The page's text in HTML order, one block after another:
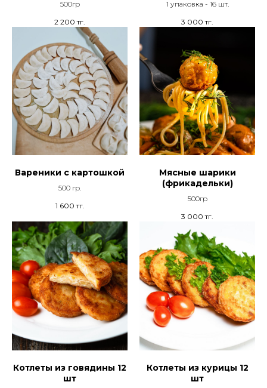
500гр
2 200 тг.
1 упаковка - 16 шт.
3 000 тг.
Вареники с картошкой
500 гр.
1 600 тг.
Мясные шарики
(фрикадельки)
500гр
3 000 тг.
Котлеты из говядины 12
шт
Котлеты из курицы 12
шт